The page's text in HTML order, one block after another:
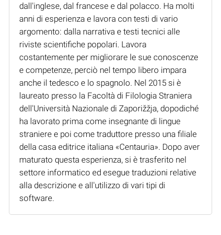
dall'inglese, dal francese e dal polacco. Ha molti
anni di esperienza e lavora con testi di vario
argomento: dalla narrativa e testi tecnici alle
riviste scientifiche popolari. Lavora
costantemente per migliorare le sue conoscenze
e competenze, perciò nel tempo libero impara
anche il tedesco e lo spagnolo. Nel 2015 si è
laureato presso la Facoltà di Filologia Straniera
dell'Università Nazionale di Zaporižžja, dopodiché
ha lavorato prima come insegnante di lingue
straniere e poi come traduttore presso una filiale
della casa editrice italiana «Centauria». Dopo aver
maturato questa esperienza, si è trasferito nel
settore informatico ed esegue traduzioni relative
alla descrizione e all'utilizzo di vari tipi di
software.